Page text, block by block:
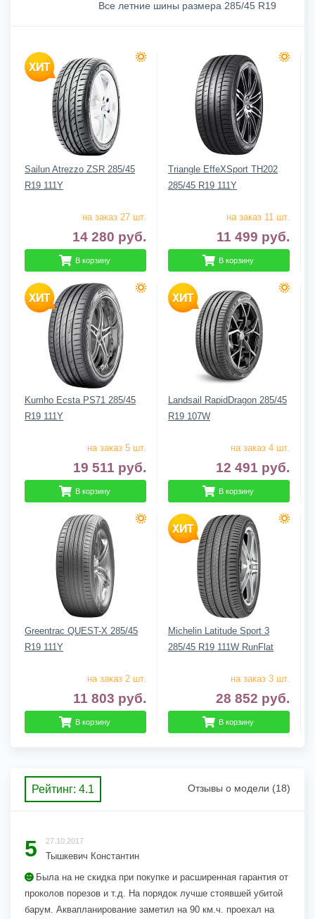
Все летние шины размера 285/45 R19
Sailun Atrezzo ZSR 285/45
R19 111Y
на заказ 27 шт.
14 280 руб.
В корзину
Triangle EffeXSport TH202
285/45 R19 111Y
на заказ 11 шт.
11 499 руб.
В корзину
Kumho Ecsta PS71 285/45
R19 111Y
на заказ 5 шт.
19 511 руб.
В корзину
Landsail RapidDragon 285/45
R19 107W
на заказ 4 шт.
12 491 руб.
В корзину
Greentrac QUEST-X 285/45
R19 111Y
на заказ 2 шт.
11 803 руб.
В корзину
Michelin Latitude Sport 3
285/45 R19 111W RunFlat
на заказ 3 шт.
28 852 руб.
В корзину
Рейтинг: 4.1 Отзывы о модели (18)
5 27.10.2017
Тышкевич Константин
Была на не скидка при покупке и расширенная гарантия от
проколов порезов и т.д. На порядок лучше стоявшей убитой
барум. Аквапланирование заметил на 90 км.ч. проехал на